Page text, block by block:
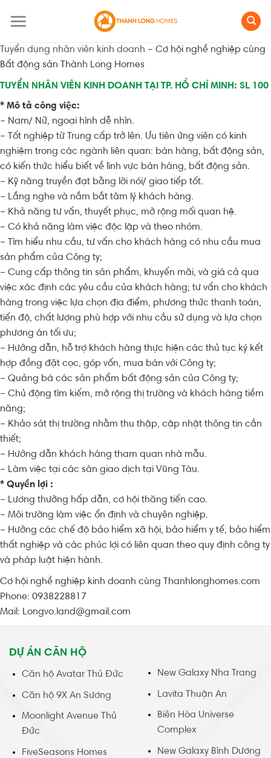
Tuyển dụng nhân viên kinh doanh – Cơ hội nghề nghiệp cùng
Bất động sản Thành Long Homes
TUYỂN NHÂN VIÊN KINH DOANH TẠI TP. HỒ CHÍ MINH: SL 100
* Mô tả công việc:
– Nam/ Nữ, ngoại hình dễ nhìn.
– Tốt nghiệp từ Trung cấp trở lên. Ưu tiên ứng viên có kinh
nghiệm trong các ngành liên quan: bán hàng, bất động sản,
có kiến thức hiểu biết về lĩnh vực bán hàng, bất động sản.
– Kỹ năng truyền đạt bằng lời nói/ giao tiếp tốt.
– Lắng nghe và nắm bắt tâm lý khách hàng.
– Khả năng tư vấn, thuyết phục, mở rộng mối quan hệ.
– Có khả năng làm việc độc lập và theo nhóm.
– Tìm hiểu nhu cầu, tư vấn cho khách hàng có nhu cầu mua
sản phẩm của Công ty;
– Cung cấp thông tin sản phẩm, khuyến mãi, và giá cả qua
việc xác định các yêu cầu của khách hàng; tư vấn cho khách
hàng trong việc lựa chọn địa điểm, phương thức thanh toán,
tiến độ, chất lượng phù hợp với nhu cầu sử dụng và lựa chọn
phương án tối ưu;
– Hướng dẫn, hỗ trợ khách hàng thực hiện các thủ tục ký kết
hợp đồng đặt cọc, góp vốn, mua bán với Công ty;
– Quảng bá các sản phẩm bất động sản của Công ty;
– Chủ động tìm kiếm, mở rộng thị trường và khách hàng tiềm
năng;
– Khảo sát thị trường nhằm thu thập, cập nhật thông tin cần
thiết;
– Hướng dẫn khách hàng tham quan nhà mẫu.
– Làm việc tại các sàn giao dịch tại Vũng Tàu.
* Quyền lợi :
– Lương thưởng hấp dẫn, cơ hội thăng tiến cao.
– Môi trường làm việc ổn định và chuyên nghiệp.
– Hưởng các chế độ bảo hiểm xã hội, bảo hiểm y tế, bảo hiểm
thất nghiệp và các phúc lợi có liên quan theo quy định công ty
và pháp luật hiện hành.
Cơ hội nghề nghiệp kinh doanh cùng Thanhlonghomes.com
Phone: 0938228817
Mail: Longvo.land@gmail.com
DỰ ÁN CĂN HỘ
Căn hộ Avatar Thủ Đức
Căn hộ 9X An Sương
Moonlight Avenue Thủ
Đức
FiveSeasons Homes
New Galaxy Nha Trang
Lavita Thuận An
Biên Hòa Universe
Complex
New Galaxy Bình Dương